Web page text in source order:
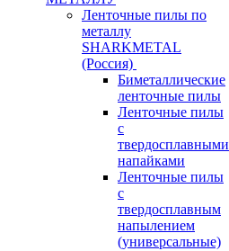
Ленточные пилы по
металлу
SHARKMETAL
(Россия)
Биметаллические
ленточные пилы
Ленточные пилы
с
твердосплавными
напайками
Ленточные пилы
с
твердосплавным
напылением
(универсальные)